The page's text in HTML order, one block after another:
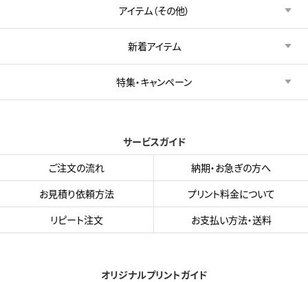
アイテム（その他）
新着アイテム
特集・キャンペーン
サービスガイド
ご注文の流れ
納期・お急ぎの方へ
お見積り依頼方法
プリント料金について
リピート注文
お支払い方法・送料
オリジナルプリントガイド